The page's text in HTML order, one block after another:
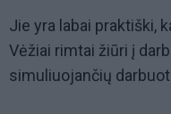
Jie yra labai praktiški,
Vėžiai rimtai žiūri į
simuliuojančių